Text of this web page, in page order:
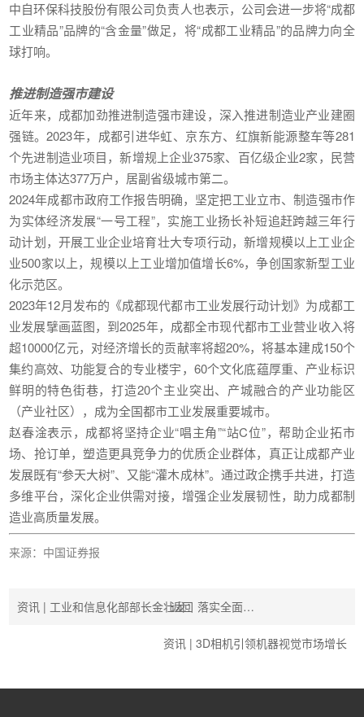
中自环保科技股份有限公司负责人也表示，公司会进一步将“成都
工业精品”品牌的“含金量”做足，将“成都工业精品”的品牌力向全
球打响。
推进制造强市建设
近年来，成都加劲推进制造强市建设，深入推进制造业产业建圈
强链。2023年，成都引进华虹、京东方、红旗新能源整车等281
个先进制造业项目，新增规上企业375家、百亿级企业2家，民营
市场主体达377万户，居副省级城市第二。
2024年成都市政府工作报告明确，坚定把工业立市、制造强市作
为实体经济发展“一号工程”，实施工业扬长补短追赶跨越三年行
动计划，开展工业企业培育壮大专项行动，新增规模以上工业企
业500家以上，规模以上工业增加值增长6%，争创国家新型工业
化示范区。
2023年12月发布的《成都现代都市工业发展行动计划》为成都工
业发展擘画蓝图，到2025年，成都全市现代都市工业营业收入将
超10000亿元，对经济增长的贡献率将超20%，将基本建成150个
集约高效、功能复合的专业楼宇，60个文化底蕴厚重、产业标识
鲜明的特色街巷，打造20个主业突出、产城融合的产业功能区
（产业社区），成为全国都市工业发展重要城市。
赵春淦表示，成都将坚持企业“唱主角”“站C位”，帮助企业拓市
场、抢订单，塑造更具竞争力的优质企业群体，真正让成都产业
发展既有“参天大树”、又能“灌木成林”。通过政企携手共进，打造
多维平台，深化企业供需对接，增强企业发展韧性，助力成都制
造业高质量发展。
来源：中国证券报
资讯 | 工业和信息化部部长金壮龙：落实全面…
返回
资讯 | 3D相机引领机器视觉市场增长